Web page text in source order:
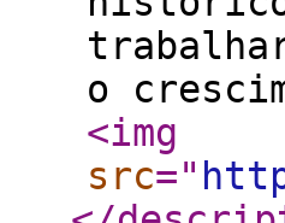
o
<img
src="